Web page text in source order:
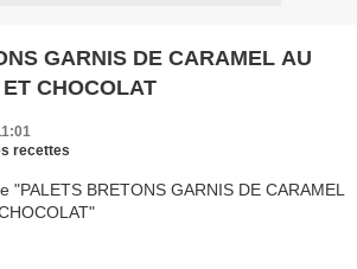
GARNIS DE CARAMEL AU
CHOCOLAT
recettes